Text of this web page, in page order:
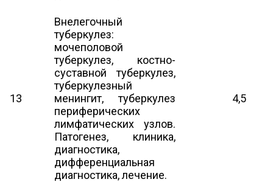
13
Внелегочный
туберкулез:
мочеполовой
туберкулез, костно-
суставной туберкулез,
туберкулезный
менингит, туберкулез
периферических
лимфатических узлов.
Патогенез, клиника,
диагностика,
дифференциальная
диагностика, лечение.
4,5